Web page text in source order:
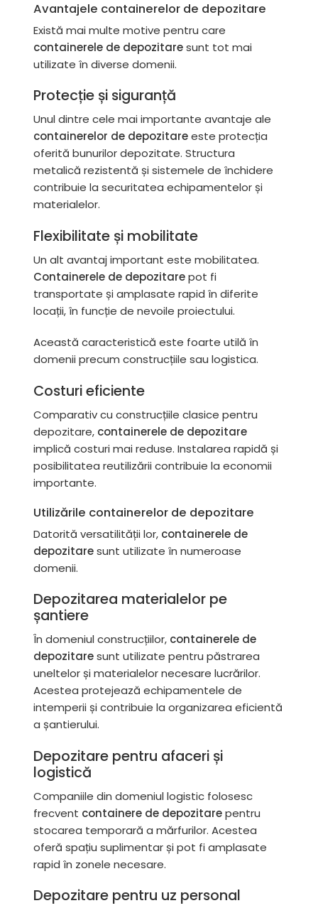
Avantajele containerelor de depozitare
Există mai multe motive pentru care
containerele de depozitaresunt tot mai
utilizate în diverse domenii.
Protecție și siguranță
Unul dintre cele mai importante avantaje ale
containerelor de depozitareeste protecția
oferită bunurilor depozitate. Structura
metalică rezistentă și sistemele de închidere
contribuie la securitatea echipamentelor și
materialelor.
Flexibilitate și mobilitate
Un alt avantaj important este mobilitatea.
Containerele de depozitarepot fi
transportate și amplasate rapid în diferite
locații, în funcție de nevoile proiectului.
Această caracteristică este foarte utilă în
domenii precum construcțiile sau logistica.
Costuri eficiente
Comparativ cu construcțiile clasice pentru
depozitare, containerele de depozitare
implică costuri mai reduse. Instalarea rapidă și
posibilitatea reutilizării contribuie la economii
importante.
Utilizările containerelor de depozitare
Datorită versatilității lor, containerele de
depozitaresunt utilizate în numeroase
domenii.
Depozitarea materialelor pe
șantiere
În domeniul construcțiilor, containerele de
depozitaresunt utilizate pentru păstrarea
uneltelor și materialelor necesare lucrărilor.
Acestea protejează echipamentele de
intemperii și contribuie la organizarea eficientă
a șantierului.
Depozitare pentru afaceri și
logistică
Companiile din domeniul logistic folosesc
frecvent containere de depozitarepentru
stocarea temporară a mărfurilor. Acestea
oferă spațiu suplimentar și pot fi amplasate
rapid în zonele necesare.
Depozitare pentru uz personal